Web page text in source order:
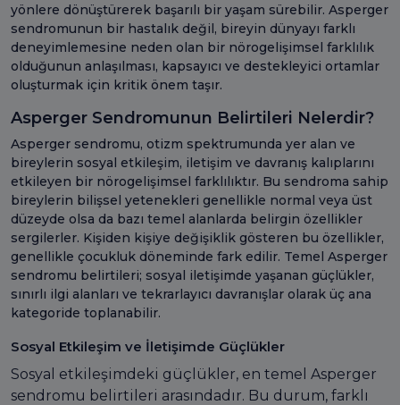
yönlere dönüştürerek başarılı bir yaşam sürebilir. Asperger
sendromunun bir hastalık değil, bireyin dünyayı farklı
deneyimlemesine neden olan bir nörogelişimsel farklılık
olduğunun anlaşılması, kapsayıcı ve destekleyici ortamlar
oluşturmak için kritik önem taşır.
Asperger Sendromunun Belirtileri Nelerdir?
Asperger sendromu, otizm spektrumunda yer alan ve
bireylerin sosyal etkileşim, iletişim ve davranış kalıplarını
etkileyen bir nörogelişimsel farklılıktır. Bu sendroma sahip
bireylerin bilişsel yetenekleri genellikle normal veya üst
düzeyde olsa da bazı temel alanlarda belirgin özellikler
sergilerler. Kişiden kişiye değişiklik gösteren bu özellikler,
genellikle çocukluk döneminde fark edilir. Temel Asperger
sendromu belirtileri; sosyal iletişimde yaşanan güçlükler,
sınırlı ilgi alanları ve tekrarlayıcı davranışlar olarak üç ana
kategoride toplanabilir.
Sosyal Etkileşim ve İletişimde Güçlükler
Sosyal etkileşimdeki güçlükler, en temel Asperger
sendromu belirtileri arasındadır. Bu durum, farklı